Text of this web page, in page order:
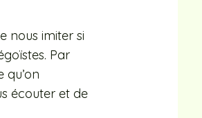
nous imiter si
Par
qu’on
écouter et de